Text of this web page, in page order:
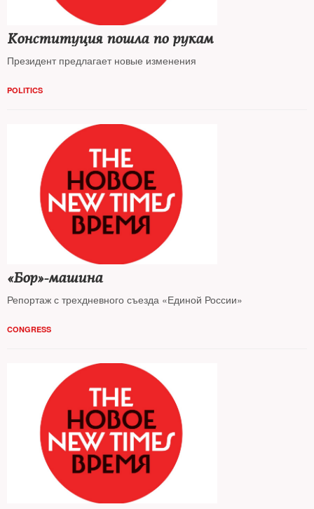
Конституция пошла по рукам
Президент предлагает новые изменения
POLITICS
«Бор»-машина
Репортаж с трехдневного съезда «Единой России»
CONGRESS